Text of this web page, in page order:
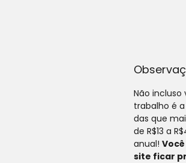
Não
trabalho é a
das que
de R$13 a R$
anual! Você
site ficar